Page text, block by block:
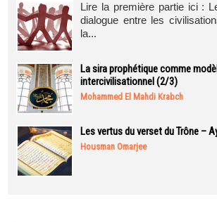
Lire la première partie ici :
dialogue entre les
la...
La sira prophétique comme
intercivilisationnel (2/3)
Mohammed El Mahdi Krabch
Les vertus du verset du Trône –
Housman Omarjee